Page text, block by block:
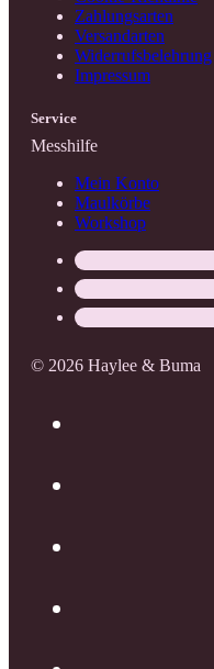
Zahlungsarten
Versandarten
Widerrufsbelehrung
Impressum
Service
Messhilfe
Mein Konto
Maulkörbe
Workshop
© 2026 Haylee & Buma